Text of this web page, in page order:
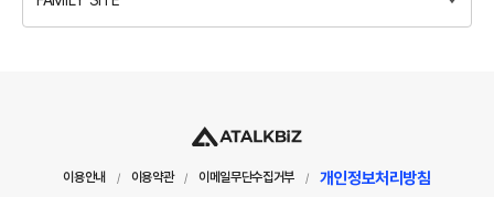
이용안내 / 이용약관 / 이메일무단수집거부 / 개인정보처리방침